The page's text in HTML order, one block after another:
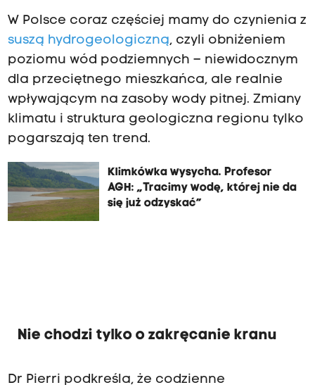
W Polsce coraz częściej mamy do czynienia z
suszą hydrogeologiczną, czyli obniżeniem
poziomu wód podziemnych – niewidocznym
dla przeciętnego mieszkańca, ale realnie
wpływającym na zasoby wody pitnej. Zmiany
klimatu i struktura geologiczna regionu tylko
pogarszają ten trend.
Klimkówka wysycha. Profesor
AGH: „Tracimy wodę, której nie da
się już odzyskać”
Nie chodzi tylko o zakręcanie kranu
Dr Pierri podkreśla, że codzienne